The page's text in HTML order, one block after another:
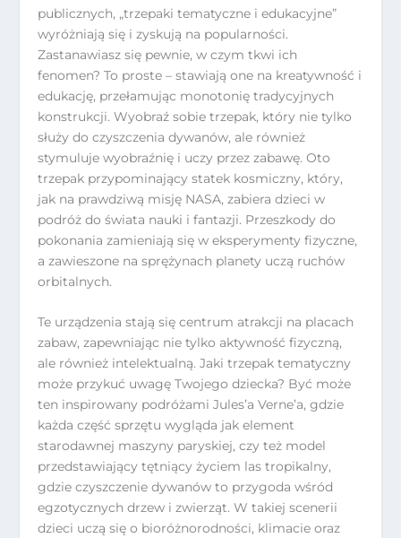
publicznych, „trzepaki tematyczne i edukacyjne”
wyróżniają się i zyskują na popularności.
Zastanawiasz się pewnie, w czym tkwi ich
fenomen? To proste – stawiają one na kreatywność i
edukację, przełamując monotonię tradycyjnych
konstrukcji. Wyobraź sobie trzepak, który nie tylko
służy do czyszczenia dywanów, ale również
stymuluje wyobraźnię i uczy przez zabawę. Oto
trzepak przypominający statek kosmiczny, który,
jak na prawdziwą misję NASA, zabiera dzieci w
podróż do świata nauki i fantazji. Przeszkody do
pokonania zamieniają się w eksperymenty fizyczne,
a zawieszone na sprężynach planety uczą ruchów
orbitalnych.
Te urządzenia stają się centrum atrakcji na placach
zabaw, zapewniając nie tylko aktywność fizyczną,
ale również intelektualną. Jaki trzepak tematyczny
może przykuć uwagę Twojego dziecka? Być może
ten inspirowany podróżami Jules’a Verne’a, gdzie
każda część sprzętu wygląda jak element
starodawnej maszyny paryskiej, czy też model
przedstawiający tętniący życiem las tropikalny,
gdzie czyszczenie dywanów to przygoda wśród
egzotycznych drzew i zwierząt. W takiej scenerii
dzieci uczą się o bioróżnorodności, klimacie oraz